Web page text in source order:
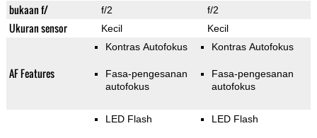
bukaan f/ f/2 f/2
Ukuran sensor Kecil Kecil
AF Features
Kontras Autofokus
Fasa-pengesanan
autofokus
Kontras Autofokus
Fasa-pengesanan
autofokus
LED Flash LED Flash